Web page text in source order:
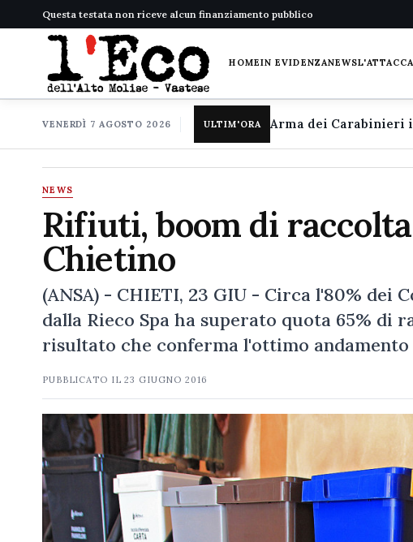
Questa testata non riceve alcun finanziamento pubblico
HOMEIN EVIDENZANEWS
VENERDÌ 7 AGOSTO 2026 ULTIM'ORA
NEWS
Rifiuti, boom di
Chietino
(ANSA) - CHIETI, 23 GIU - Circa l'80%
dalla Rieco Spa ha superato quota 65% di
risultato che conferma l'ottimo
PUBBLICATO IL23 GIUGNO 2016